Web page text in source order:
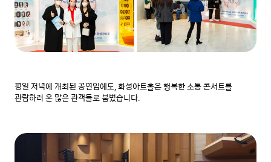
평일 저녁에 개최된 공연임에도, 화성아트홀은 행복한 소통 콘서트를
관람하러 온 많은 관객들로 붐볐습니다.